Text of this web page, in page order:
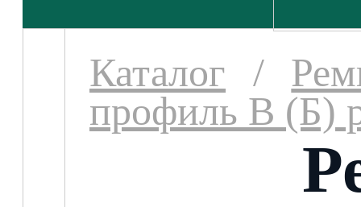
Каталог /
профиль В (Б)